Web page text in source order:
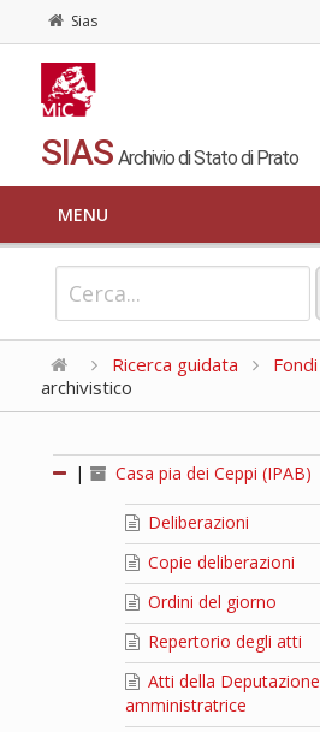
Sias
SIAS Archivio di Stato di Prato
MENU
Ricerca guidata Fondi
archivistico
| Casa pia dei Ceppi (IPAB)
Deliberazioni
Copie deliberazioni
Ordini del giorno
Repertorio degli atti
Atti della Deputazione
amministratrice